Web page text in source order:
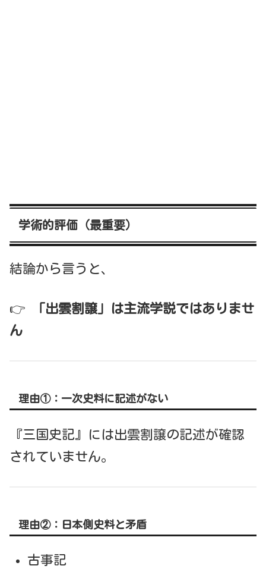
学術的評価（最重要）
結論から言うと、
👉
「出雲割譲」は主流学説ではありませ
ん
理由①：一次史料に記述がない
『三国史記』には出雲割譲の記述が確認
されていません。
理由②：日本側史料と矛盾
古事記